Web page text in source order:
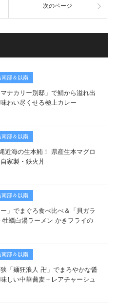
次のページ
南部＆以南
ナカリー別邸」で鯖から溢れ出
わい尽くせる極上カレー
南部＆以南
近海の生本鮪！ 県産生本マグロ
家製・鉄火丼
南部＆以南
ー」でまぐろ食べ比べ＆「貝ガラ
牡蠣白湯ラーメン かきフライの
南部＆以南
「麺狂浪人 卍」でまろやかな醤
しい中華蕎麦＋レアチャーシュ